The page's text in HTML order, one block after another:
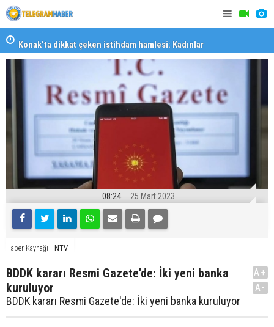
Konak’ta dikkat çeken istihdam hamlesi: Kadınlar
kaynakçılık öğrenecek
08:24 25 Mart 2023
Haber Kaynağı NTV
BDDK kararı Resmi Gazete'de: İki yeni banka
kuruluyor
BDDK kararı Resmi Gazete'de: İki yeni banka kuruluyor
A+
A-